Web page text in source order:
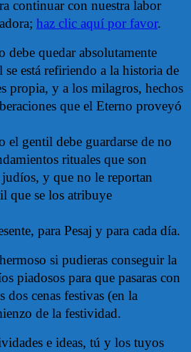
continuar con nuestra labor
haz clic aquí por favor.
debe quedar absolutamente
está refiriendo a la historia de
propia, y a los milagros, hechos
que el Eterno proveyó
el gentil debe guardarse de no
rituales que son
y que no le reportan
que se los atribuye
para Pesaj y para cada día.
si pudieras conseguir la
piadosos para que pasaras con
dos cenas festivas (en la
de la festividad.
e ideas, tú y los tuyos